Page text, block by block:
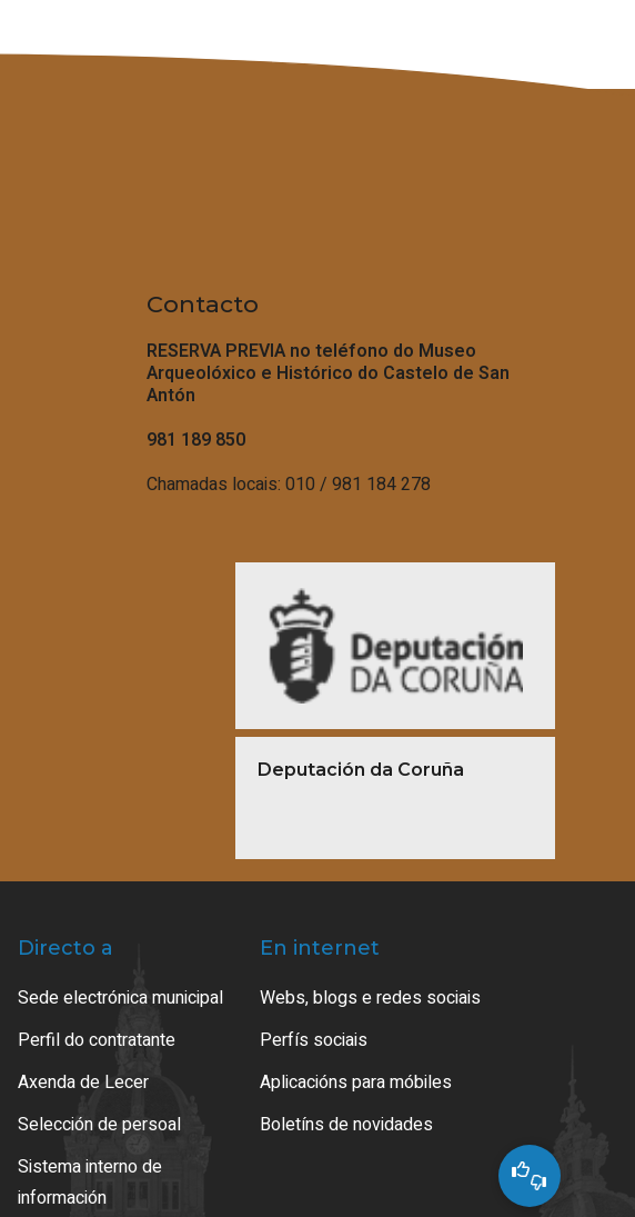
Contacto
RESERVA PREVIA no teléfono do Museo
Arqueolóxico e Histórico do Castelo de San
Antón
981 189 850
Chamadas locais: 010 / 981 184 278
Deputación da Coruña
Directo a
Sede electrónica municipal
Perfil do contratante
Axenda de Lecer
Selección de persoal
Sistema interno de
información
En internet
Webs, blogs e redes sociais
Perfís sociais
Aplicacións para móbiles
Boletíns de novidades